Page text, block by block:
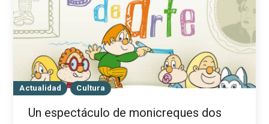
Actualidad Cultura
Un espectáculo de monicreques dos